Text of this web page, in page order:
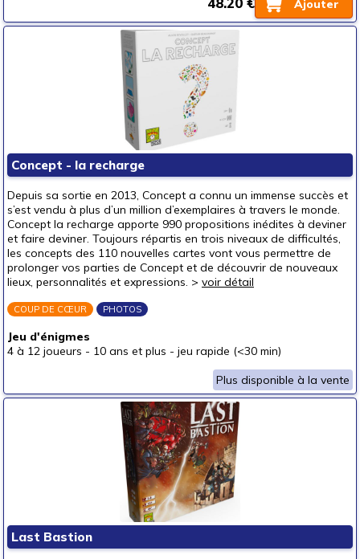
Ajouter
Concept - la recharge
Depuis sa sortie en 2013, Concept a connu un immense succès et
s’est vendu à plus d’un million d’exemplaires à travers le monde.
Concept la recharge apporte 990 propositions inédites à deviner
et faire deviner. Toujours répartis en trois niveaux de difficultés,
les concepts des 110 nouvelles cartes vont vous permettre de
prolonger vos parties de Concept et de découvrir de nouveaux
lieux, personnalités et expressions. > voir détail
COUP DE CŒUR PHOTOS
Jeu d'énigmes
4 à 12 joueurs - 10 ans et plus - jeu rapide (<30 min)
Plus disponible à la vente
Last Bastion